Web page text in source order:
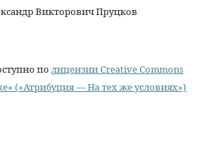
Викторович Пруцков
по лицензии Creative Commons
(«Атрибуция — На тех же условиях»)